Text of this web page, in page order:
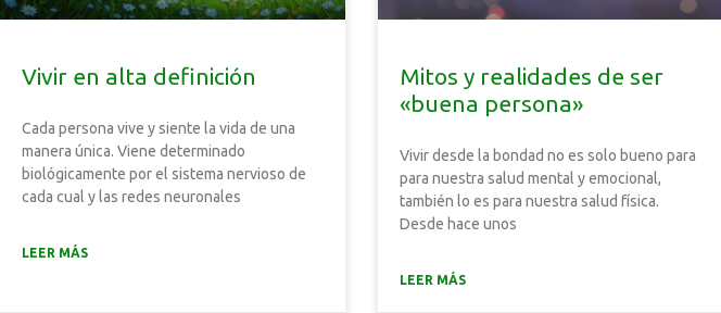
Vivir en alta definición
Cada persona vive y siente la vida de una
manera única. Viene determinado
biológicamente por el sistema nervioso de
cada cual y las redes neuronales
LEER MÁS
Mitos y realidades de ser
«buena persona»
Vivir desde la bondad no es solo bueno para
para nuestra salud mental y emocional,
también lo es para nuestra salud física.
Desde hace unos
LEER MÁS